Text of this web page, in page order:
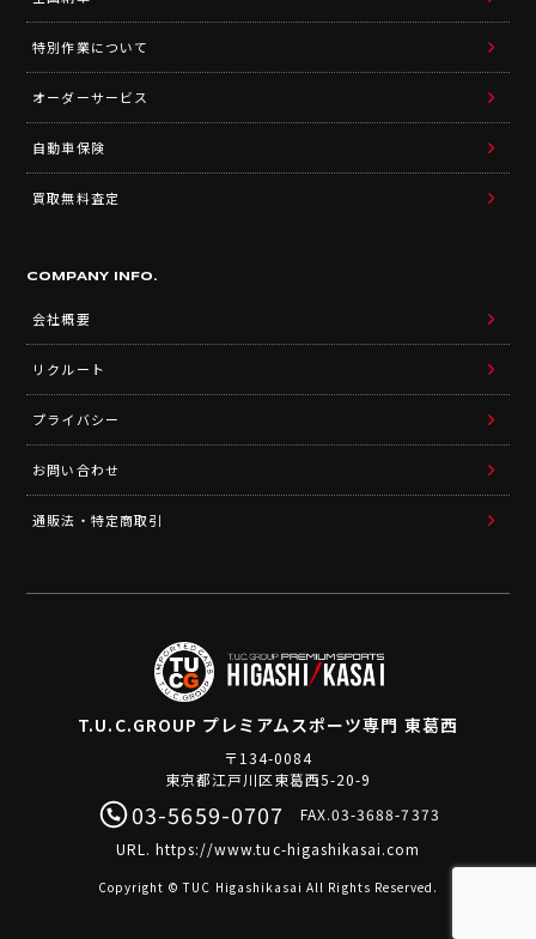
特別作業について
オーダーサービス
自動車保険
買取無料査定
COMPANY INFO.
会社概要
リクルート
プライバシー
お問い合わせ
通販法・特定商取引
T.U.C.GROUP プレミアムスポーツ専門 東葛西
〒134-0084
東京都江戸川区東葛西5-20-9
03-5659-0707
FAX.03-3688-7373
URL. https://www.tuc-higashikasai.com
Copyright © TUC Higashikasai All Rights Reserved.